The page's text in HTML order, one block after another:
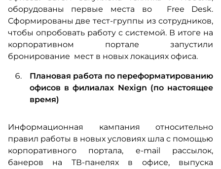
оборудованы первые места во Free Desk.
Сформированы две тест-группы из сотрудников,
чтобы опробовать работу с системой. В итоге на
корпоративном портале запустили
бронирование мест в новых локациях офиса.
Плановая работа по переформатированию
офисов в филиалах Nexign (по настоящее
время)
Информационная кампания относительно
правил работы в новых условиях шла с помощью
корпоративного портала, e-mail рассылок,
банеров на ТВ-панелях в офисе, выпуска